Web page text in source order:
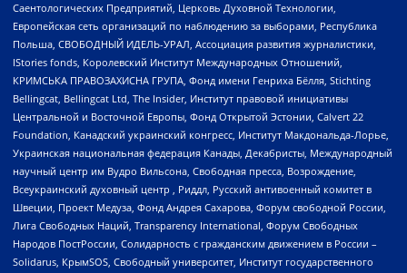
Саентологических Предприятий, Церковь Духовной Технологии,
Европейская сеть организаций по наблюдению за выборами, Республика
Польша, СВОБОДНЫЙ ИДЕЛЬ-УРАЛ, Ассоциация развития журналистики,
IStories fonds, Королевский Институт Международных Отношений,
КРИМСЬКА ПРАВОЗАХИСНА ГРУПА, Фонд имени Генриха Бёлля, Stichting
Bellingcat, Bellingcat Ltd, The Insider, Институт правовой инициативы
Центральной и Восточной Европы, Фонд Открытой Эстонии, Calvert 22
Foundation, Канадский украинский конгресс, Институт Макдональда-Лорье,
Украинская национальная федерация Канады, Декабристы, Международный
научный центр им Вудро Вильсона, Свободная пресса, Возрождение,
Всеукраинский духовный центр , Риддл, Русский антивоенный комитет в
Швеции, Проект Медуза, Фонд Андрея Сахарова, Форум свободной России,
Лига Свободных Наций, Transparеncy International, Форум Свободных
Народов ПостРоссии, Солидарность с гражданским движением в России –
Solidarus, КрымSOS, Свободный университет, Институт государственного